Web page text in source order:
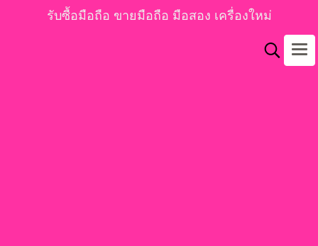
รับซื้อมือถือ ขายมือถือ มือสอง เครื่องใหม่